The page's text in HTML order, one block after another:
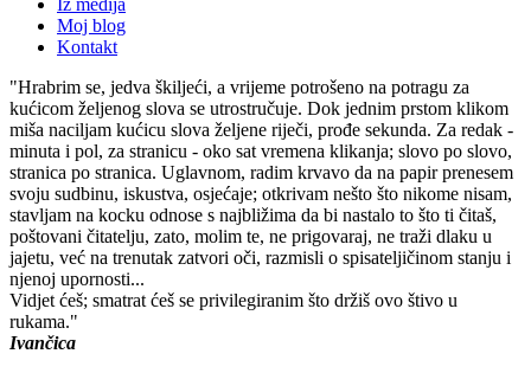
Moj blog
Kontakt
"Hrabrim se, jedva škiljeći, a vrijeme potrošeno na potragu za
kućicom željenog slova se utrostručuje. Dok jednim prstom klikom
miša naciljam kućicu slova željene riječi, prođe sekunda. Za redak -
minuta i pol, za stranicu - oko sat vremena klikanja; slovo po slovo,
stranica po stranica. Uglavnom, radim krvavo da na papir prenesem
svoju sudbinu, iskustva, osjećaje; otkrivam nešto što nikome nisam,
stavljam na kocku odnose s najbližima da bi nastalo to što ti čitaš,
poštovani čitatelju, zato, molim te, ne prigovaraj, ne traži dlaku u
jajetu, već na trenutak zatvori oči, razmisli o spisateljičinom stanju i
njenoj upornosti...
Vidjet ćeš; smatrat ćeš se privilegiranim što držiš ovo štivo u
rukama."
Ivančica